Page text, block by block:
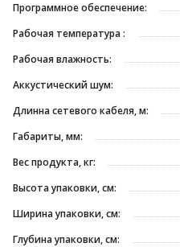
Программное обеспечение:
Рабочая температура :
Рабочая влажность:
Аккустический шум:
Длинна сетевого кабеля, м:
Габариты, мм:
Вес продукта, кг:
Высота упаковки, см:
Ширина упаковки, см:
Глубина упаковки, см: